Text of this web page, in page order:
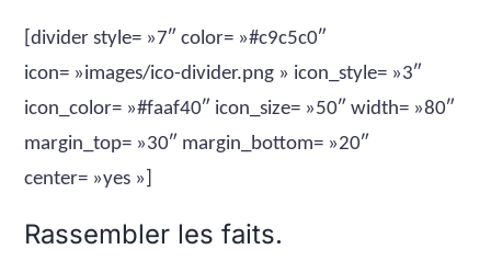
[divider style= »7″ color= »#c9c5c0″
icon= »images/ico-divider.png » icon_style= »3″
icon_color= »#faaf40″ icon_size= »50″ width= »80″
margin_top= »30″ margin_bottom= »20″
center= »yes »]
Rassembler les faits.